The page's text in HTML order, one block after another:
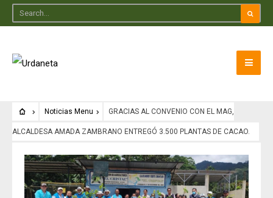
Noticias Menu GRACIAS AL CONVENIO CON EL MAG,
ALCALDESA AMADA ZAMBRANO ENTREGÓ 3.500 PLANTAS DE CACAO.